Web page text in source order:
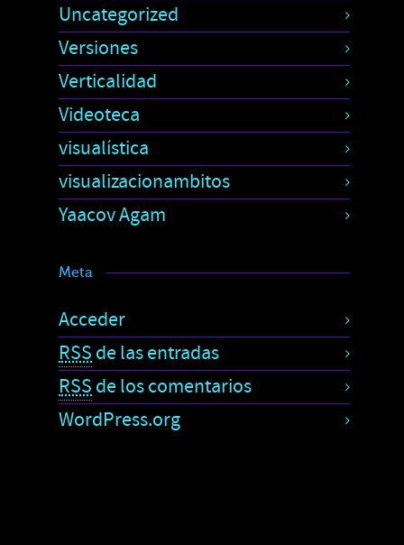
Uncategorized
Versiones
Verticalidad
Videoteca
visualística
visualizacionambitos
Yaacov Agam
Meta
Acceder
RSS de las entradas
RSS de los comentarios
WordPress.org